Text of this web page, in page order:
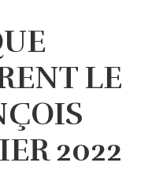
LE
2022